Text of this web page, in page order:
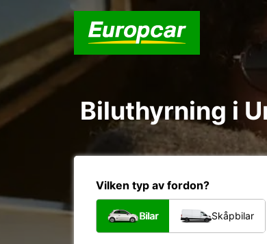
Biluthyrning i
Vilken typ av fordon?
Bilar Skåpbilar